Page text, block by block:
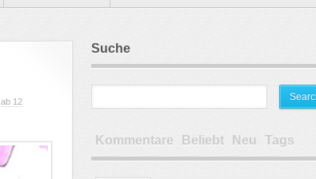
ab 12
Suche
Kommentare Beliebt Neu Tags